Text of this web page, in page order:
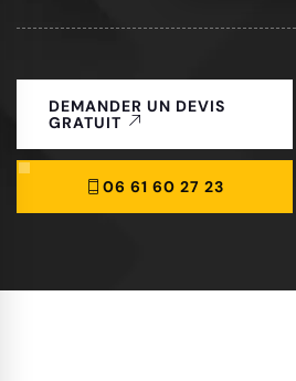
DEMANDER UN DEVIS
GRATUIT
06 61 60 27 23